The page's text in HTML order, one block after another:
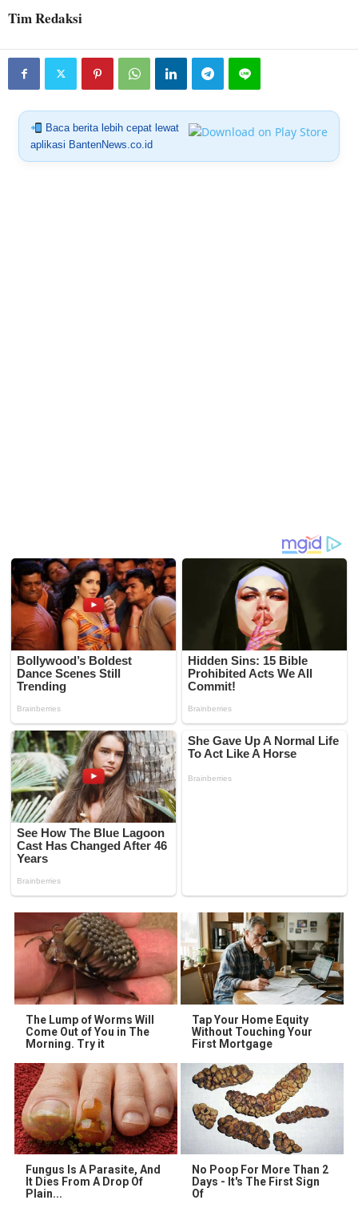
Tim Redaksi
Baca berita lebih cepat lewat
aplikasi BantenNews.co.id
The Lump of Worms Will
Come Out of You in The
Morning. Try it
Tap Your Home Equity
Without Touching Your
First Mortgage
Fungus Is A Parasite, And
It Dies From A Drop Of
Plain...
No Poop For More Than 2
Days - It's The First Sign
Of